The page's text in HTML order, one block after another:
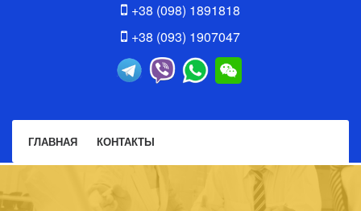
+38 (098) 1891818
+38 (093) 1907047
ГЛАВНАЯ КОНТАКТЫ